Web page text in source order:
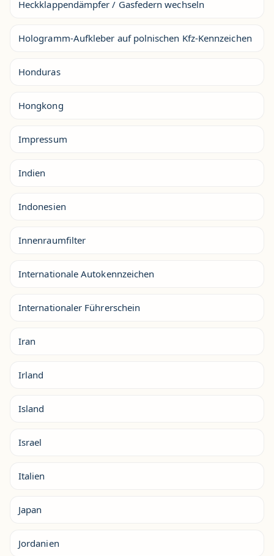
Heckklappendämpfer / Gasfedern wechseln
Hologramm-Aufkleber auf polnischen Kfz-Kennzeichen
Honduras
Hongkong
Impressum
Indien
Indonesien
Innenraumfilter
Internationale Autokennzeichen
Internationaler Führerschein
Iran
Irland
Island
Israel
Italien
Japan
Jordanien